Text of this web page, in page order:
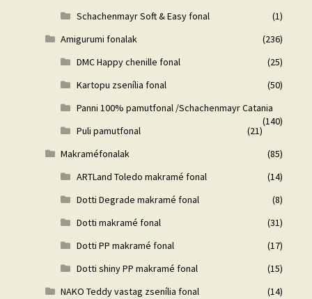
Schachenmayr Soft & Easy fonal
(1)
Amigurumi fonalak
(236)
DMC Happy chenille fonal
(25)
Kartopu zsenília fonal
(50)
Panni 100% pamutfonal /Schachenmayr Catania
(140)
Puli pamutfonal
(21)
Makraméfonalak
(85)
ARTLand Toledo makramé fonal
(14)
Dotti Degrade makramé fonal
(8)
Dotti makramé fonal
(31)
Dotti PP makramé fonal
(17)
Dotti shiny PP makramé fonal
(15)
NAKO Teddy vastag zsenília fonal
(14)